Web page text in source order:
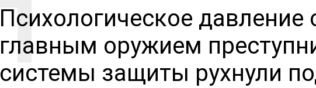
Психологическое давление
главным оружием
системы защиты рухнули